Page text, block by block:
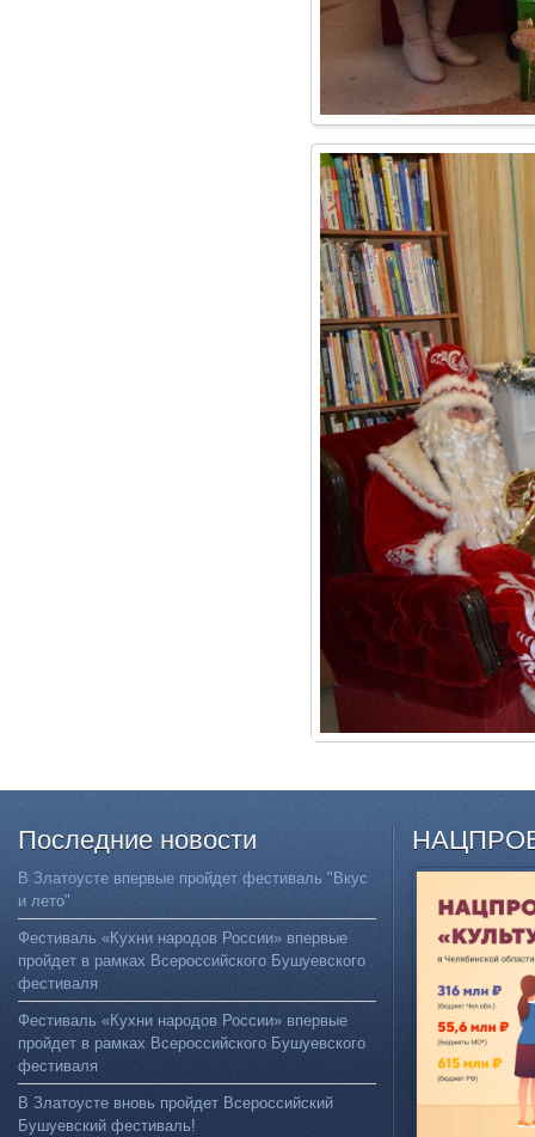
Последние новости
В Златоусте впервые пройдет фестиваль "Вкус
и лето"
Фестиваль «Кухни народов России» впервые
пройдет в рамках Всероссийского Бушуевского
фестиваля
Фестиваль «Кухни народов России» впервые
пройдет в рамках Всероссийского Бушуевского
фестиваля
В Златоусте вновь пройдет Всероссийский
Бушуевский фестиваль!